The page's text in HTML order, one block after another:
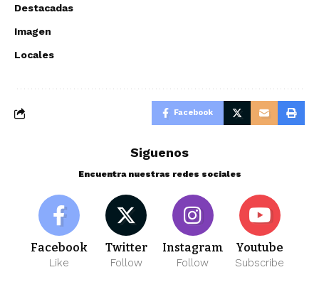
Destacadas
Imagen
Locales
Facebook
Siguenos
Encuentra nuestras redes sociales
Facebook
Like
Twitter
Follow
Instagram
Follow
Youtube
Subscribe